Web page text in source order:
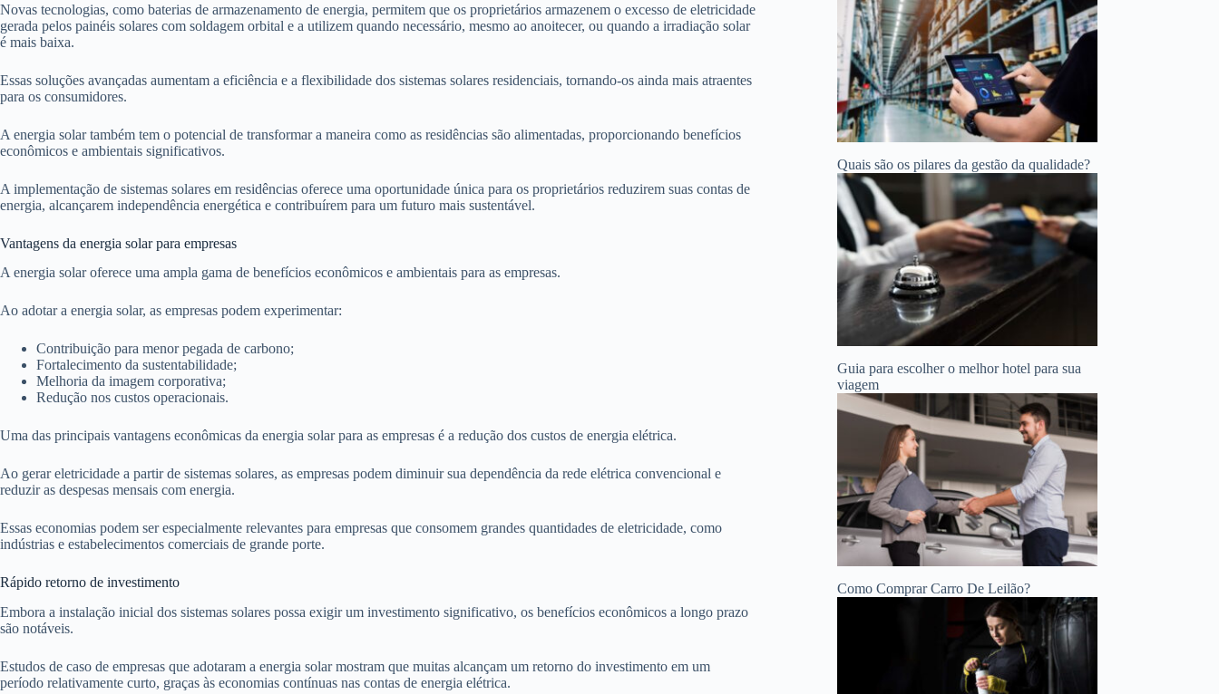
Novas tecnologias, como baterias de armazenamento de energia, permitem que os proprietários armazenem o excesso de eletricidade
gerada pelos painéis solares com soldagem orbital e a utilizem quando necessário, mesmo ao anoitecer, ou quando a irradiação solar
é mais baixa.
Essas soluções avançadas aumentam a eficiência e a flexibilidade dos sistemas solares residenciais, tornando-os ainda mais atraentes
para os consumidores.
A energia solar também tem o potencial de transformar a maneira como as residências são alimentadas, proporcionando benefícios
econômicos e ambientais significativos.
A implementação de sistemas solares em residências oferece uma oportunidade única para os proprietários reduzirem suas contas de
energia, alcançarem independência energética e contribuírem para um futuro mais sustentável.
Vantagens da energia solar para empresas
A energia solar oferece uma ampla gama de benefícios econômicos e ambientais para as empresas.
Ao adotar a energia solar, as empresas podem experimentar:
Contribuição para menor pegada de carbono;
Fortalecimento da sustentabilidade;
Melhoria da imagem corporativa;
Redução nos custos operacionais.
Uma das principais vantagens econômicas da energia solar para as empresas é a redução dos custos de energia elétrica.
Ao gerar eletricidade a partir de sistemas solares, as empresas podem diminuir sua dependência da rede elétrica convencional e
reduzir as despesas mensais com energia.
Essas economias podem ser especialmente relevantes para empresas que consomem grandes quantidades de eletricidade, como
indústrias e estabelecimentos comerciais de grande porte.
Rápido retorno de investimento
Embora a instalação inicial dos sistemas solares possa exigir um investimento significativo, os benefícios econômicos a longo prazo
são notáveis.
Estudos de caso de empresas que adotaram a energia solar mostram que muitas alcançam um retorno do investimento em um
período relativamente curto, graças às economias contínuas nas contas de energia elétrica.
Quais são os pilares da gestão da qualidade?
Guia para escolher o melhor hotel para sua
viagem
Como Comprar Carro De Leilão?